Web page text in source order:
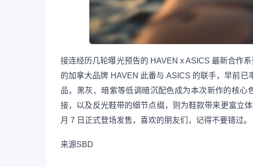
接连经历几轮曝光预告的 HAVEN x ASICS 最新合作
的加拿大品牌 HAVEN 此番与 ASICS 的联手，早前
品，黑灰、暗紫等低调暗沉配色成为本次新作的核
接，以及反光鞋带的细节点缀，则为鞋款带来更富立
月 7 日正式登场发售，喜欢的朋友们，记得不要错过。
来源SBD